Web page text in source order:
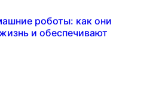
роботы: как они
и обеспечивают